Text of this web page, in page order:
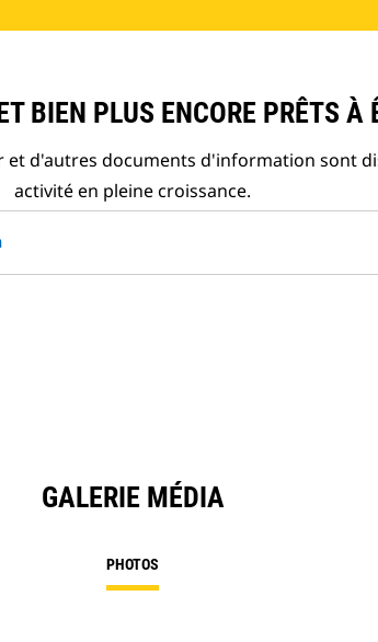
BIEN PLUS ENCORE PRÊTS À
et d'autres documents d'information sont
activité en pleine croissance.
GALERIE MÉDIA
PHOTOS